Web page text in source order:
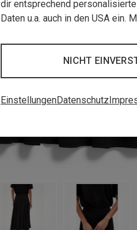
dir entsprechend
Daten u.a. auch in den USA ein.
NICHT
EinstellungenDatenschutz